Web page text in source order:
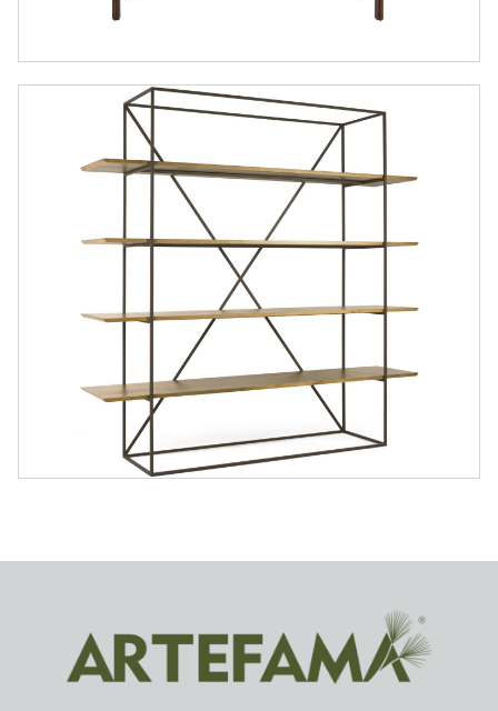
ESTANTE LUMBER